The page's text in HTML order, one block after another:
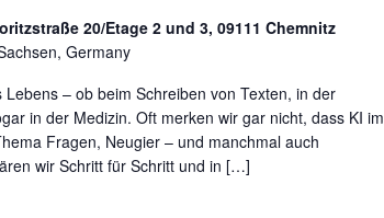
20/Etage 2 und 3, 09111 Chemnitz
Germany
– ob beim Schreiben von Texten, in der
in der Medizin. Oft merken wir gar nicht, dass KI im
Fragen, Neugier – und manchmal auch
wir Schritt für Schritt und in […]